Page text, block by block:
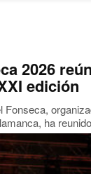
2026
edición
ha